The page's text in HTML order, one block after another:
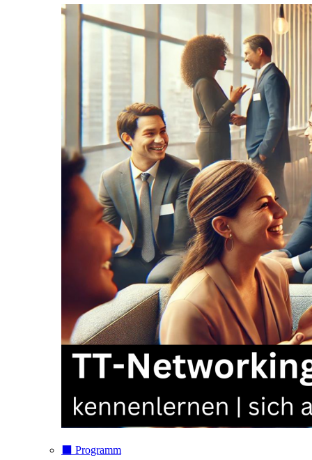
⬛️ Programm